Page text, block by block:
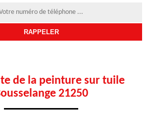
de la peinture sur tuile
21250